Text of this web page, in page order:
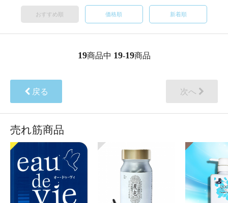
おすすめ順 価格順 新着順
19商品中 19-19商品
戻る 次へ
売れ筋商品